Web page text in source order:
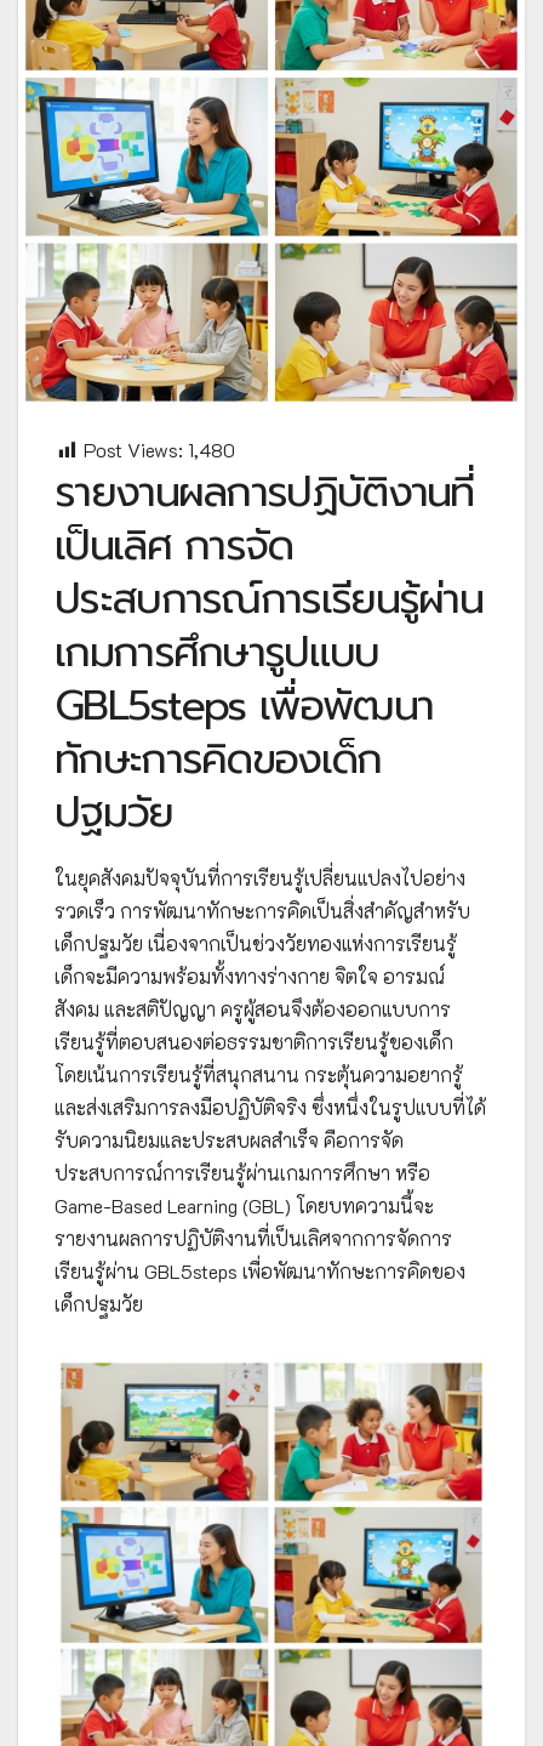
Post Views: 1,480
รายงานผลการปฏิบัติงานที่
เป็นเลิศ การจัด
ประสบการณ์การเรียนรู้ผ่าน
เกมการศึกษารูปแบบ
GBL5steps เพื่อพัฒนา
ทักษะการคิดของเด็ก
ปฐมวัย
ในยุคสังคมปัจจุบันที่การเรียนรู้เปลี่ยนแปลงไปอย่าง
รวดเร็ว การพัฒนาทักษะการคิดเป็นสิ่งสำคัญสำหรับ
เด็กปฐมวัย เนื่องจากเป็นช่วงวัยทองแห่งการเรียนรู้
เด็กจะมีความพร้อมทั้งทางร่างกาย จิตใจ อารมณ์
สังคม และสติปัญญา ครูผู้สอนจึงต้องออกแบบการ
เรียนรู้ที่ตอบสนองต่อธรรมชาติการเรียนรู้ของเด็ก
โดยเน้นการเรียนรู้ที่สนุกสนาน กระตุ้นความอยากรู้
และส่งเสริมการลงมือปฏิบัติจริง ซึ่งหนึ่งในรูปแบบที่ได้
รับความนิยมและประสบผลสำเร็จ คือการจัด
ประสบการณ์การเรียนรู้ผ่านเกมการศึกษา หรือ
Game-Based Learning (GBL) โดยบทความนี้จะ
รายงานผลการปฏิบัติงานที่เป็นเลิศจากการจัดการ
เรียนรู้ผ่าน GBL5steps เพื่อพัฒนาทักษะการคิดของ
เด็กปฐมวัย